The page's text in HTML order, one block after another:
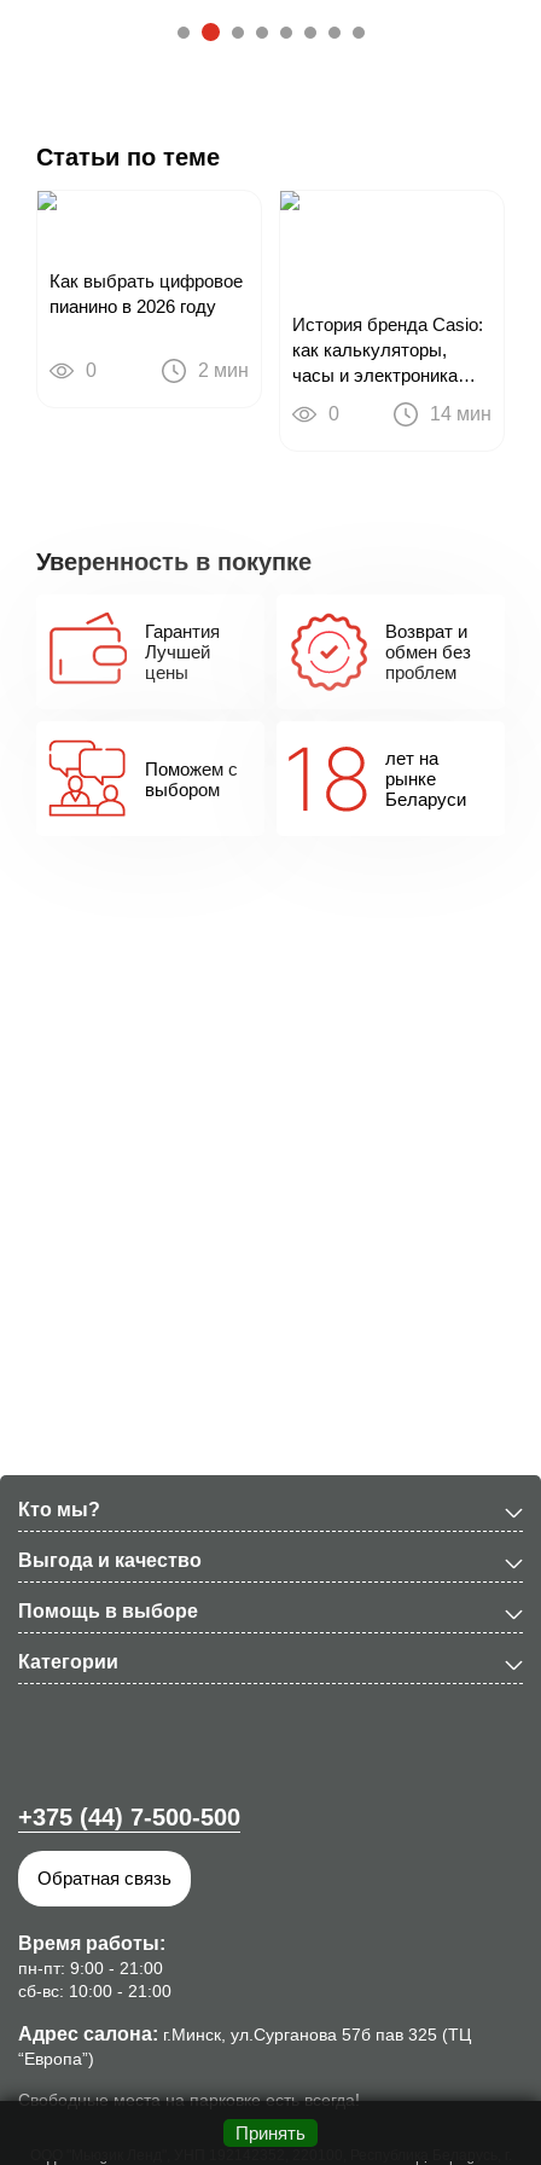
1 2 3 4 5 6 7 8
Статьи по теме
Как выбрать цифровое
пианино в 2026 году
0 2 мин
История бренда Casio:
как калькуляторы,
часы и электроника
привели к цифровым
пианино
0 14 мин
Уверенность в покупке
Гарантия
Лучшей
цены
Возврат и
обмен без
проблем
Поможем с
выбором
лет на
рынке
Беларуси
Кто мы?
Выгода и качество
Помощь в выборе
Категории
+375 (44) 7-500-500
Обратная связь
Время работы:
пн-пт: 9:00 - 21:00
сб-вс: 10:00 - 21:00
Адрес салона: г.Минск, ул.Сурганова 57б пав 325 (ТЦ
“Европа”)
Свободные места на парковке есть всегда!
Принять